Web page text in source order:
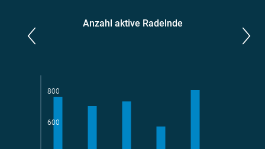
Anzahl aktive Radelnde
600
800